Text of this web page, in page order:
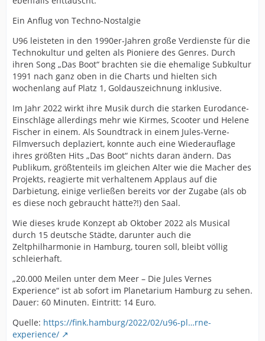
Ein Anflug von Techno-Nostalgie
U96 leisteten in den 1990er-Jahren große Verdienste für die
Technokultur und gelten als Pioniere des Genres. Durch
ihren Song „Das Boot“ brachten sie die ehemalige Subkultur
1991 nach ganz oben in die Charts und hielten sich
wochenlang auf Platz 1, Goldauszeichnung inklusive.
Im Jahr 2022 wirkt ihre Musik durch die starken Eurodance-
Einschläge allerdings mehr wie Kirmes, Scooter und Helene
Fischer in einem. Als Soundtrack in einem Jules-Verne-
Filmversuch deplaziert, konnte auch eine Wiederauflage
ihres größten Hits „Das Boot“ nichts daran ändern. Das
Publikum, größtenteils im gleichen Alter wie die Macher des
Projekts, reagierte mit verhaltenem Applaus auf die
Darbietung, einige verließen bereits vor der Zugabe (als ob
es diese noch gebraucht hätte?!) den Saal.
Wie dieses krude Konzept ab Oktober 2022 als Musical
durch 15 deutsche Städte, darunter auch die
Zeltphilharmonie in Hamburg, touren soll, bleibt völlig
schleierhaft.
„20.000 Meilen unter dem Meer – Die Jules Vernes
Experience“ ist ab sofort im Planetarium Hamburg zu sehen.
Dauer: 60 Minuten. Eintritt: 14 Euro.
Quelle: https://fink.hamburg/2022/02/u96-pl…rne-
experience/